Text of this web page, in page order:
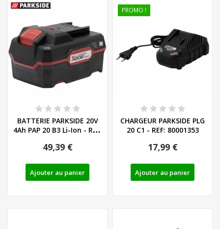
BATTERIE PARKSIDE 20V
4Ah PAP 20 B3 Li-Ion - REF:
49,39 €
Ajouter au panier
PROMO !
CHARGEUR PARKSIDE PLG
20 C1 - REF: 80001353
17,99 €
Ajouter au panier